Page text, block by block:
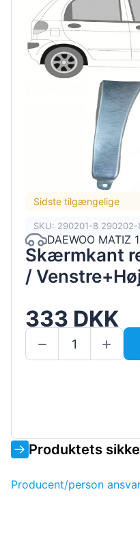
Sidste tilgængelige
SKU: 290201-8 290202-
DAEWOO MATIZ
Skærmkant
/
333 DKK
Produktets
Producent/person